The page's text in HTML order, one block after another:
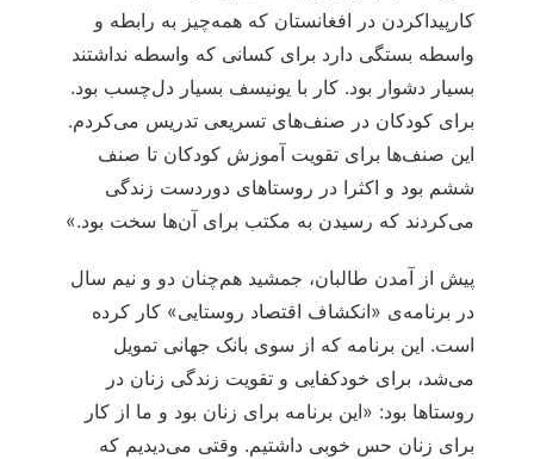
کارپیداکردن در افغانستان که همه‌چیز به رابطه و
واسطه بستگی دارد برای کسانی که واسطه نداشتند
بسیار دشوار بود. کار با یونیسف بسیار دل‌چسب بود.
برای کودکان در صنف‌های تسریعی تدریس می‌کردم.
این صنف‌ها برای تقویت آموزش کودکان تا صنف
ششم بود و اکثرا در روستاهای دوردست زندگی
می‌کردند که رسیدن به مکتب برای آن‌ها سخت بود.»
پیش از آمدن طالبان، جمشید هم‌چنان دو و نیم سال
در برنامه‌ی «انکشاف اقتصاد روستایی» کار کرده
است. این برنامه که از سوی بانک جهانی تمویل
می‌شد، برای خودکفایی و تقویت زندگی زنان در
روستاها بود: «این برنامه برای زنان بود و ما از کار
برای زنان حس خوبی داشتیم. وقتی می‌دیدیم که